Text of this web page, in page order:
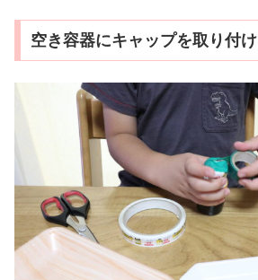
空き容器にキャップを取り付け